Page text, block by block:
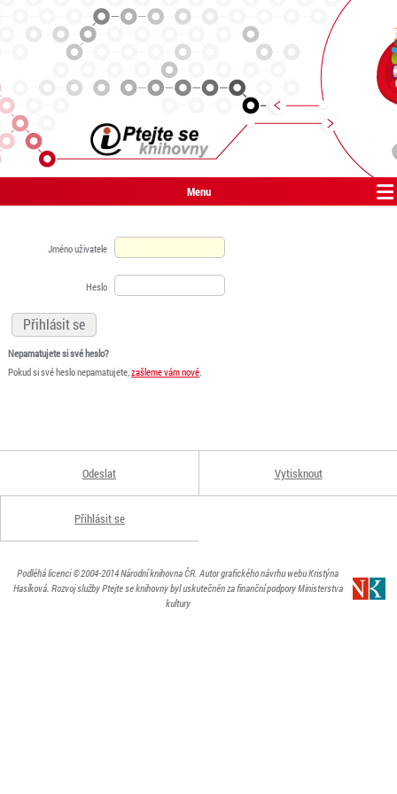
Menu
Jméno uživatele
Heslo
Nepamatujete si své heslo?
Pokud si své heslo nepamatujete,zašleme vám nové.
Odeslat Vytisknout
Přihlásit se
Podléhá licenci© 2004-2014Národní knihovna ČR. Autor grafického návrhu webu Kristýna
Hasíková. Rozvoj služby Ptejte se knihovny byl uskutečněn za finanční podpory Ministerstva
kultury